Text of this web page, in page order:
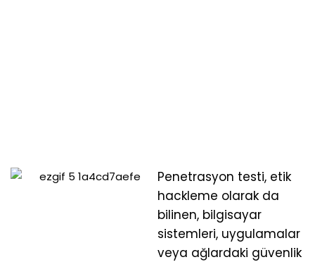
Penetrasyon testi, etik
hackleme olarak da
bilinen, bilgisayar
sistemleri, uygulamalar
veya ağlardaki güvenlik